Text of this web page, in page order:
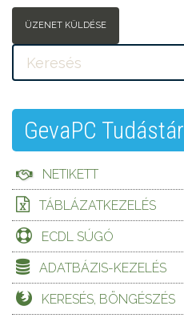
ÜZENET KÜLDÉSE
GevaPC Tudástár
NETIKETT
TÁBLÁZATKEZELÉS
ECDL SÚGÓ
ADATBÁZIS-KEZELÉS
KERESÉS, BÖNGÉSZÉS